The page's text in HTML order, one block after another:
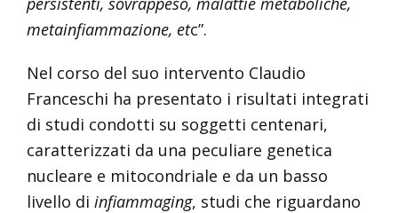
metainfiammazione, etc”.
Nel corso del suo intervento Claudio
Franceschi ha presentato i risultati integrati
di studi condotti su soggetti centenari,
caratterizzati da una peculiare genetica
nucleare e mitocondriale e da un basso
livello di infiammaging, studi che riguardano